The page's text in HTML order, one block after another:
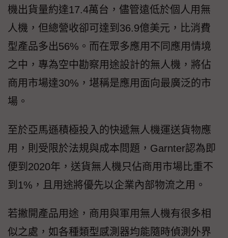
機出貨量約達17.4萬台，儘管遠低於個人用無
人機，但總營收卻可達到36.9億美元，比消費
型產品多出56%。而在眾多應用不同應用情境
之中，專為空中勘察用途設計的無人機，將佔
商用市場達30%，堪稱是應用面向最廣泛的市
場。
至於亞馬遜積極投入的快遞無人機運送貨物應
用，則受限於法規與成本問題，Garnter認為即
便到2020年，送貨無人機只佔商用市場比重不
到1%，且用途將優先以企業內部物流之用。
若撇開產品用途，商用與軍用無人機有很多相
似之處，如各種類型感測器均能隨時偵測外界